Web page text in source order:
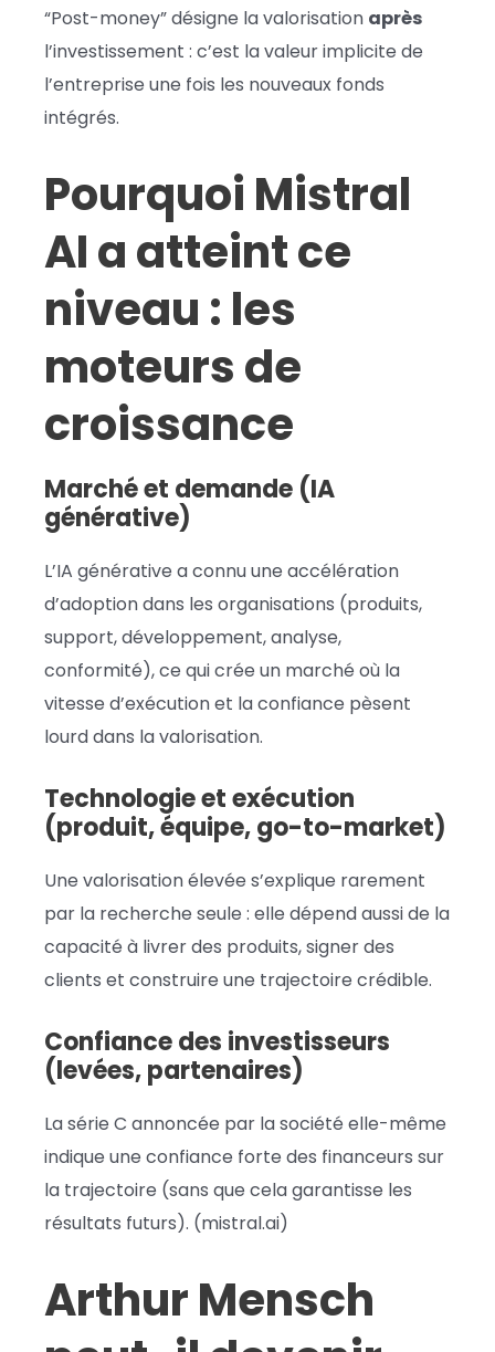
“Post-money” désigne la valorisation après
l’investissement : c’est la valeur implicite de
l’entreprise une fois les nouveaux fonds
intégrés.
Pourquoi Mistral
AI a atteint ce
niveau : les
moteurs de
croissance
Marché et demande (IA
générative)
L’IA générative a connu une accélération
d’adoption dans les organisations (produits,
support, développement, analyse,
conformité), ce qui crée un marché où la
vitesse d’exécution et la confiance pèsent
lourd dans la valorisation.
Technologie et exécution
(produit, équipe, go-to-market)
Une valorisation élevée s’explique rarement
par la recherche seule : elle dépend aussi de la
capacité à livrer des produits, signer des
clients et construire une trajectoire crédible.
Confiance des investisseurs
(levées, partenaires)
La série C annoncée par la société elle-même
indique une confiance forte des financeurs sur
la trajectoire (sans que cela garantisse les
résultats futurs). (mistral.ai)
Arthur Mensch